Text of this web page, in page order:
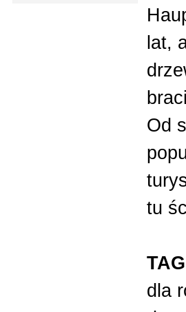
lat,
Od
tu
dla